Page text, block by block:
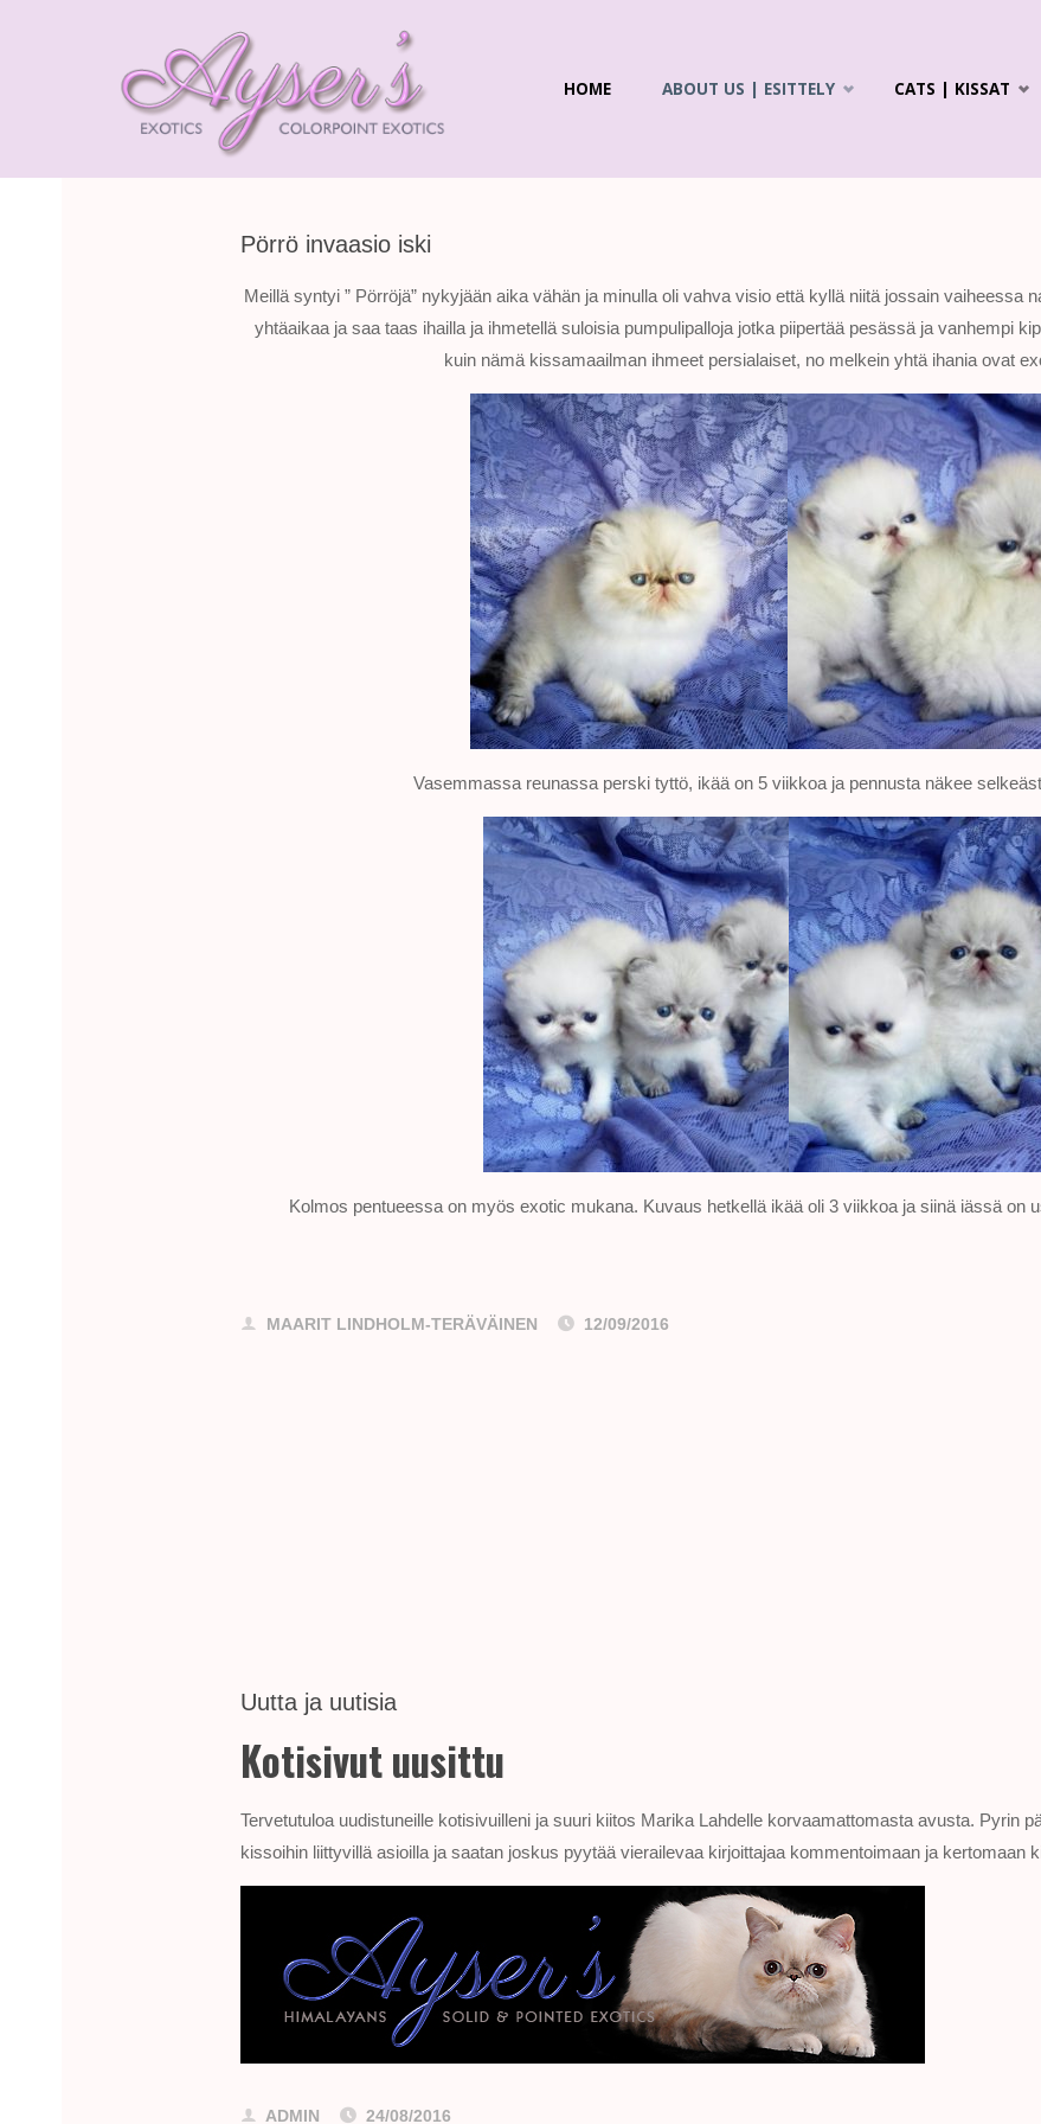
HIMALAYANS
to
HOME ABOUT US | ESITTELY CATS | KISSAT
Pörrö invaasio iski
Meillä syntyi ” Pörröjä” nykyjään aika vähän ja minulla oli vahva visio että kyllä niitä jossain vaiheessa
yhtäaikaa ja saa taas ihailla ja ihmetellä suloisia pumpulipalloja jotka piipertää pesässä ja vanhempi
kuin nämä kissamaailman ihmeet persialaiset, no melkein yhtä ihania ovat
Vasemmassa reunassa perski tyttö, ikää on 5 viikkoa ja pennusta näkee
Kolmos pentueessa on myös exotic mukana. Kuvaus hetkellä ikää oli 3 viikkoa ja siinä iässä on
MAARIT LINDHOLM-TERÄVÄINEN 12/09/2016
Uutta ja uutisia
Kotisivut uusittu
Tervetutuloa uudistuneille kotisivuilleni ja suuri kiitos Marika Lahdelle korvaamattomasta avusta. Pyrin
kissoihin liittyvillä asioilla ja saatan joskus pyytää vierailevaa kirjoittajaa kommentoimaan ja kertomaan
ADMIN 24/08/2016